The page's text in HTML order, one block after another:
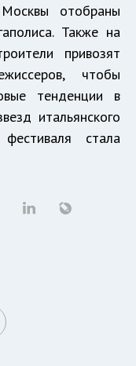
отобраны
Также на
привозят
чтобы
тенденции в
итальянского
стала